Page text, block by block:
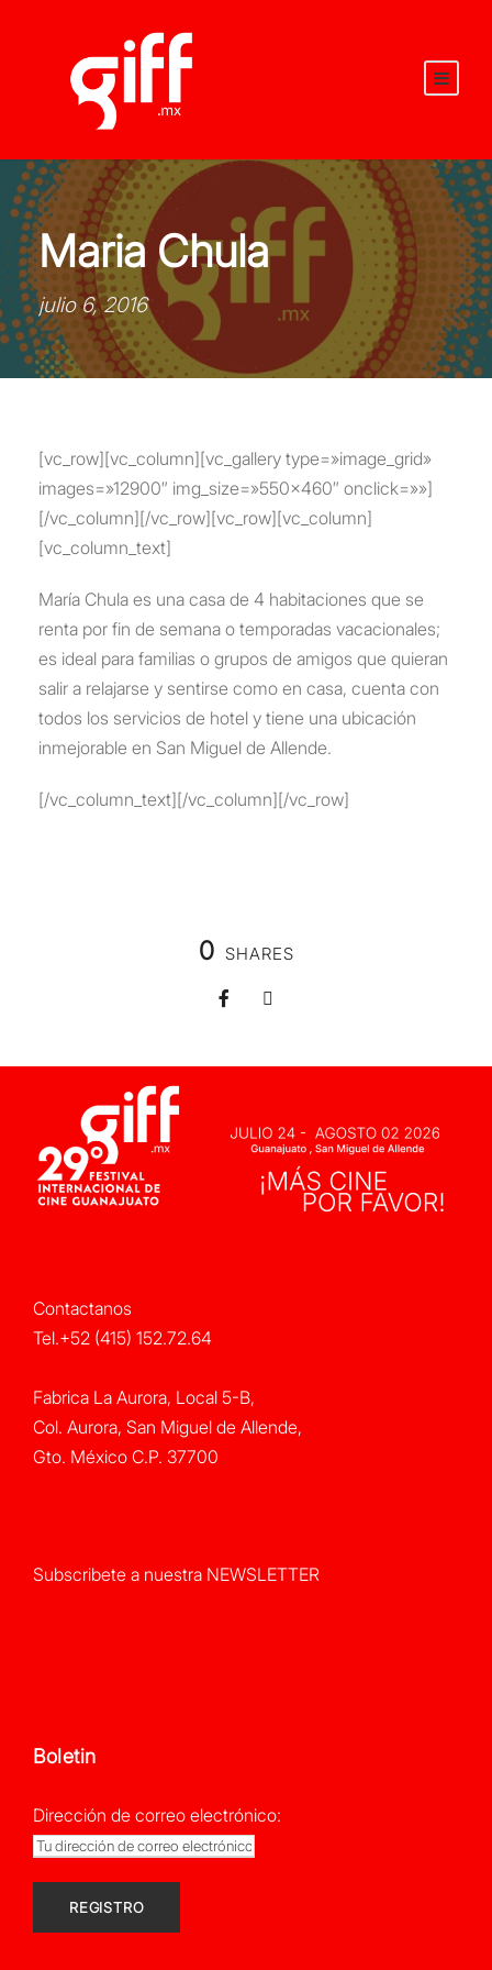
Maria Chula
julio 6, 2016
[vc_row][vc_column][vc_gallery type=»image_grid»
images=»12900″ img_size=»550×460″ onclick=»»]
[/vc_column][/vc_row][vc_row][vc_column]
[vc_column_text]
María Chula es una casa de 4 habitaciones que se
renta por fin de semana o temporadas vacacionales;
es ideal para familias o grupos de amigos que quieran
salir a relajarse y sentirse como en casa, cuenta con
todos los servicios de hotel y tiene una ubicación
inmejorable en San Miguel de Allende.
[/vc_column_text][/vc_column][/vc_row]
0 SHARES
Contactanos
Tel.+52 (415) 152.72.64
Fabrica La Aurora, Local 5-B,
Col. Aurora, San Miguel de Allende,
Gto. México C.P. 37700
Subscribete a nuestra NEWSLETTER
Boletin
Dirección de correo electrónico: